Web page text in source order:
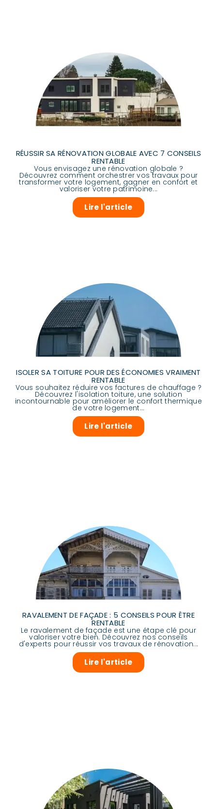
RÉUSSIR SA RÉNOVATION GLOBALE AVEC 7 CONSEILS
RENTABLE
Vous envisagez une rénovation globale ?
Découvrez comment orchestrer vos travaux pour
transformer votre logement, gagner en confort et
valoriser votre patrimoine...
Lire l'article
ISOLER SA TOITURE POUR DES ÉCONOMIES VRAIMENT
RENTABLE
Vous souhaitez réduire vos factures de chauffage ?
Découvrez l'isolation toiture, une solution
incontournable pour améliorer le confort thermique
de votre logement...
Lire l'article
RAVALEMENT DE FAÇADE : 5 CONSEILS POUR ÊTRE
RENTABLE
Le ravalement de façade est une étape clé pour
valoriser votre bien. Découvrez nos conseils
d'experts pour réussir vos travaux de rénovation...
Lire l'article